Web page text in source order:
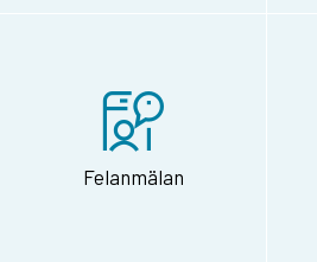
Felanmälan